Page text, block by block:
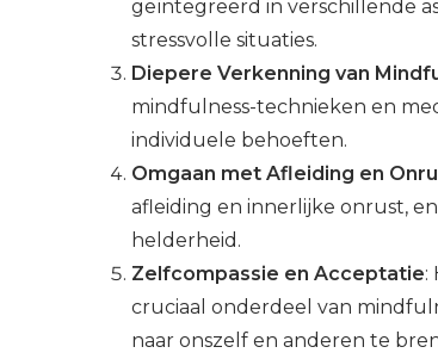
geïntegreerd in verschillende
stressvolle situaties.
Diepere Verkenning van
mindfulness-technieken en
individuele behoeften.
Omgaan met Afleiding en
afleiding en innerlijke onrust,
helderheid.
Zelfcompassie en Acceptatie:
cruciaal onderdeel van
naar onszelf en anderen te